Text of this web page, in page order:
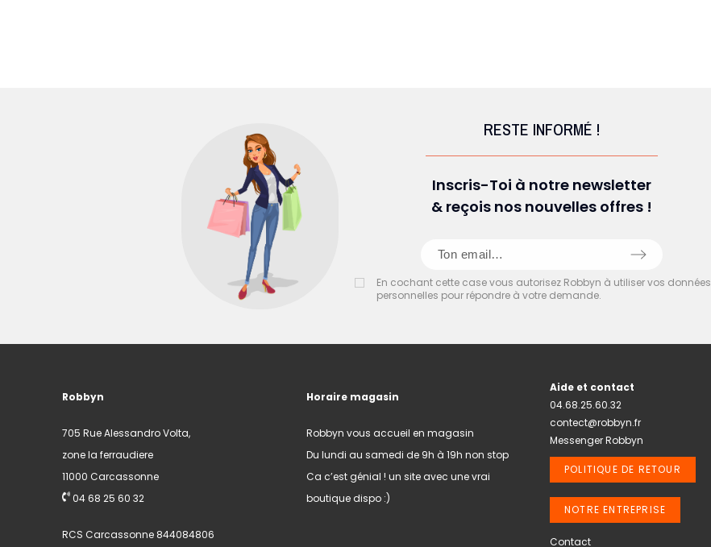
RESTE INFORMÉ !
Inscris-Toi à notre newsletter
& reçois nos nouvelles offres !
En cochant cette case vous autorisez Robbyn à utiliser vos données
personnelles pour répondre à votre demande.
Robbyn
705 Rue Alessandro Volta,
zone la ferraudiere
11000 Carcassonne
04 68 25 60 32
RCS Carcassonne 844084806
Horaire magasin
Robbyn vous accueil en magasin
Du lundi au samedi de 9h à 19h non stop
Ca c’est génial ! un site avec une vrai
boutique dispo :)
Aide et contact
04.68.25.60.32
contect@robbyn.fr
Messenger Robbyn
POLITIQUE DE RETOUR
NOTRE ENTREPRISE
Contact